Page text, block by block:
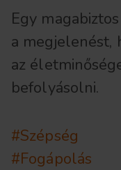
Egy
a megjelenést,
az
befolyásolni.
#Szépség
#Fogápolás